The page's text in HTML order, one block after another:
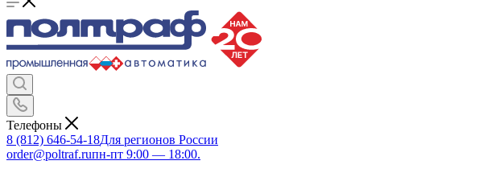
Телефоны
8 (812) 646-54-18Для регионов России
order@poltraf.ruпн-пт 9:00 — 18:00.